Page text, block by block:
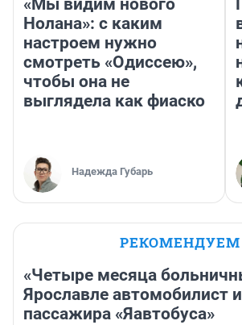
«Мы видим нового
Нолана»: с каким
настроем нужно
смотреть «Одиссею»,
чтобы она не
выглядела как фиаско
Надежда Губарь
РЕКОМЕНДУЕМ
«Четыре месяца
Ярославле автомобилист
пассажира «Яавтобуса»